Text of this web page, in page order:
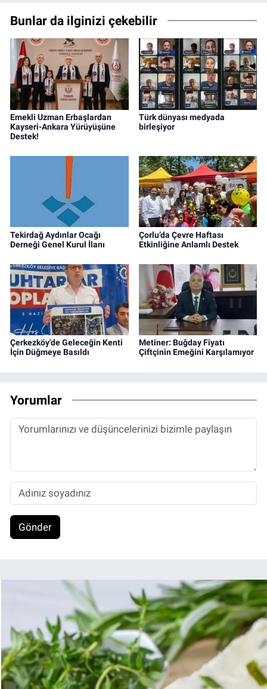
Bunlar da ilginizi çekebilir
Emekli Uzman Erbaşlardan
Kayseri-Ankara Yürüyüşüne
Destek!
Türk dünyası medyada
birleşiyor
Tekirdağ Aydınlar Ocağı
Derneği Genel Kurul İlanı
Çorlu’da Çevre Haftası
Etkinliğine Anlamlı Destek
Çerkezköy'de Geleceğin Kenti
İçin Düğmeye Basıldı
Metiner: Buğday Fiyatı
Çiftçinin Emeğini Karşılamıyor
Yorumlar
Gönder